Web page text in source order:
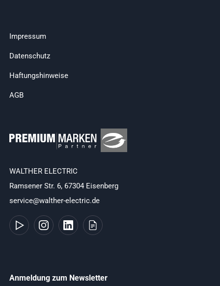
Impressum
Datenschutz
Haftungshinweise
AGB
WALTHER ELECTRIC
Ramsener Str. 6, 67304 Eisenberg
service@walther-electric.de
Anmeldung zum Newsletter